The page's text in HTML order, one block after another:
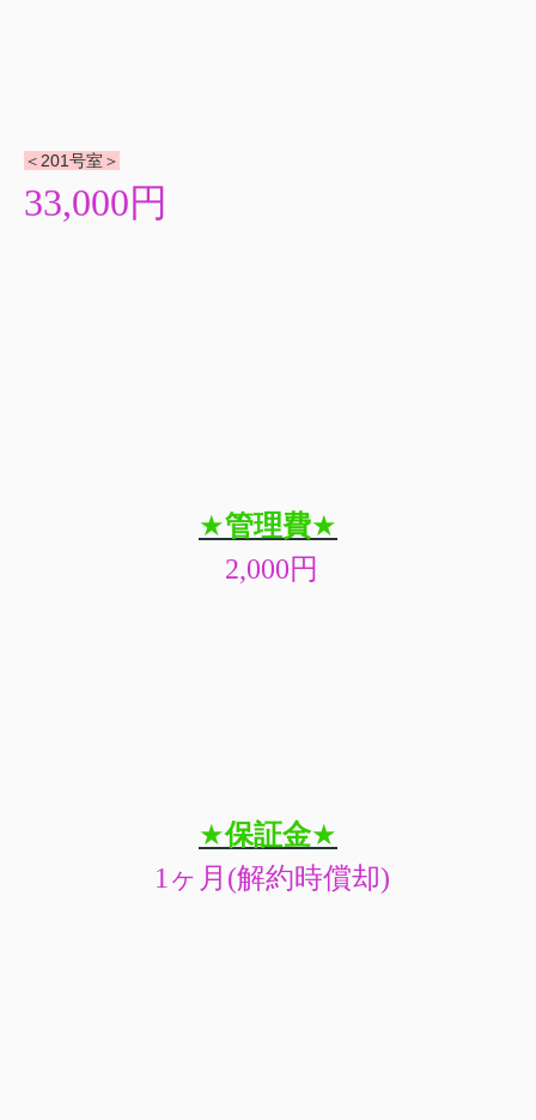
＜201号室＞
33,000円
★管理費★
2,000円
★保証金★
1 ヶ月 (解約時償却)